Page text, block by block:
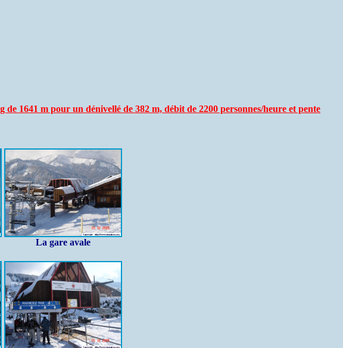
1641 m pour un dénivellé de 382 m, débit de 2200 personnes/heure et pente
La gare avale